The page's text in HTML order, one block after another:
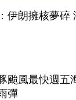
伊朗擁核夢碎
颱風最快週五
彈